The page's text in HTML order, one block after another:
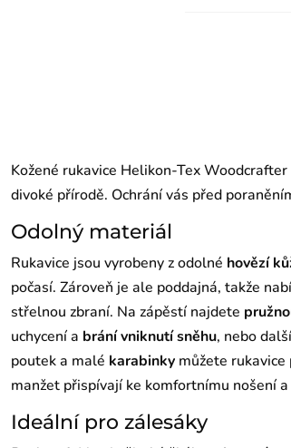
Kožené rukavice Helikon-Tex
divoké přírodě. Ochrání vás před
Odolný materiál
Rukavice jsou vyrobeny z odolné hovězí
počasí. Zároveň je ale poddajná, takže
střelnou zbraní. Na zápěstí najdete
uchycení a brání vniknutí sněhu, nebo
poutek a malé karabinky můžete
manžet přispívají ke komfortnímu nošení
Ideální pro zálesáky